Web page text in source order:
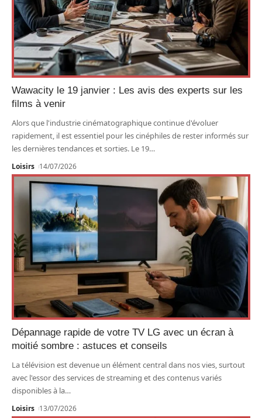
Wawacity le 19 janvier : Les avis des experts sur les
films à venir
Alors que l'industrie cinématographique continue d'évoluer
rapidement, il est essentiel pour les cinéphiles de rester informés sur
les dernières tendances et sorties. Le 19…
Loisirs 14/07/2026
Dépannage rapide de votre TV LG avec un écran à
moitié sombre : astuces et conseils
La télévision est devenue un élément central dans nos vies, surtout
avec l'essor des services de streaming et des contenus variés
disponibles à la…
Loisirs 13/07/2026